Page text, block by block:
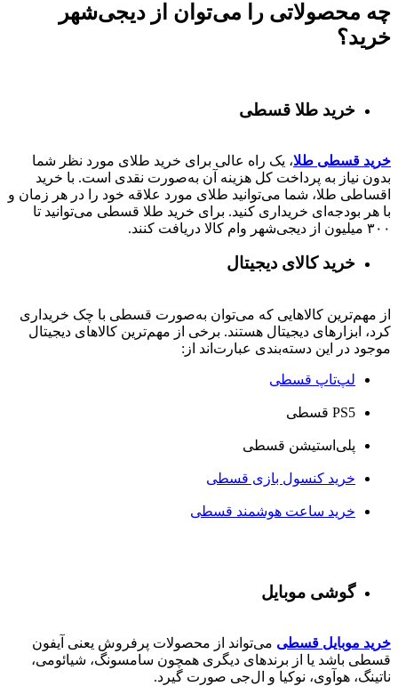
چه محصولاتی را می‌توان از دیجی‌شهر
خرید؟
خرید طلا قسطی
خرید قسطی طلا، یک راه عالی برای خرید طلای مورد نظر شما
بدون نیاز به پرداخت کل هزینه آن به‌صورت نقدی است. با خرید
اقساطی طلا، شما می‌توانید طلای مورد علاقه خود را در هر زمان و
با هر بودجه‌ای خریداری کنید. برای خرید طلا قسطی می‌توانید تا
۳۰۰ میلیون از دیجی‌شهر وام کالا دریافت کنند.
خرید کالای دیجیتال
از مهم‌ترین کالاهایی که می‌توان به‌صورت قسطی با چک خریداری
کرد، ابزارهای دیجیتال هستند. برخی از مهم‌ترین کالاهای دیجیتال
موجود در این دسته‌بندی عبارت‌اند از:
لپ‌تاپ قسطی
PS5 قسطی
پلی‌استیشن قسطی
خرید کنسول بازی قسطی
خرید ساعت هوشمند قسطی
گوشی موبایل
خرید موبایل قسطی می‌تواند از محصولات پرفروش یعنی آیفون
قسطی باشد یا از برندهای دیگری همچون سامسونگ، شیائومی،
ناتینگ، هوآوی، نوکیا و ال‌جی صورت گیرد.